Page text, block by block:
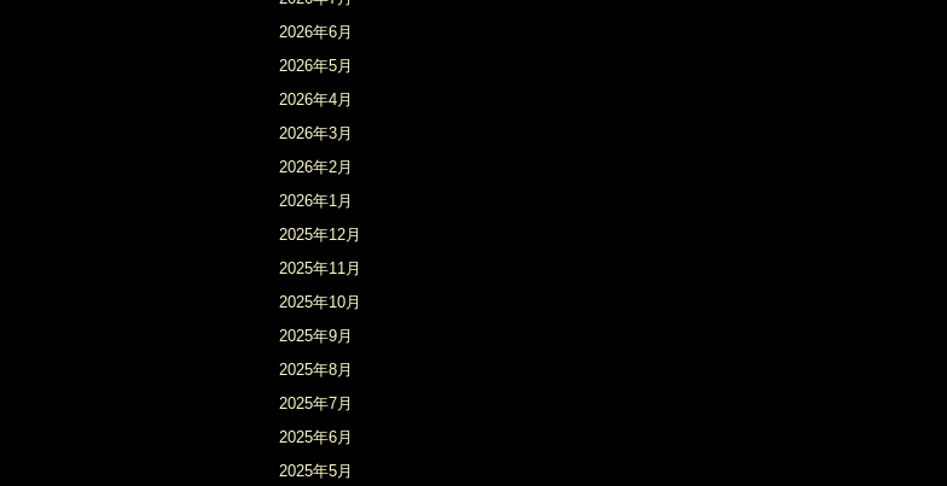
2026年6月
2026年5月
2026年4月
2026年3月
2026年2月
2026年1月
2025年12月
2025年11月
2025年10月
2025年9月
2025年8月
2025年7月
2025年6月
2025年5月